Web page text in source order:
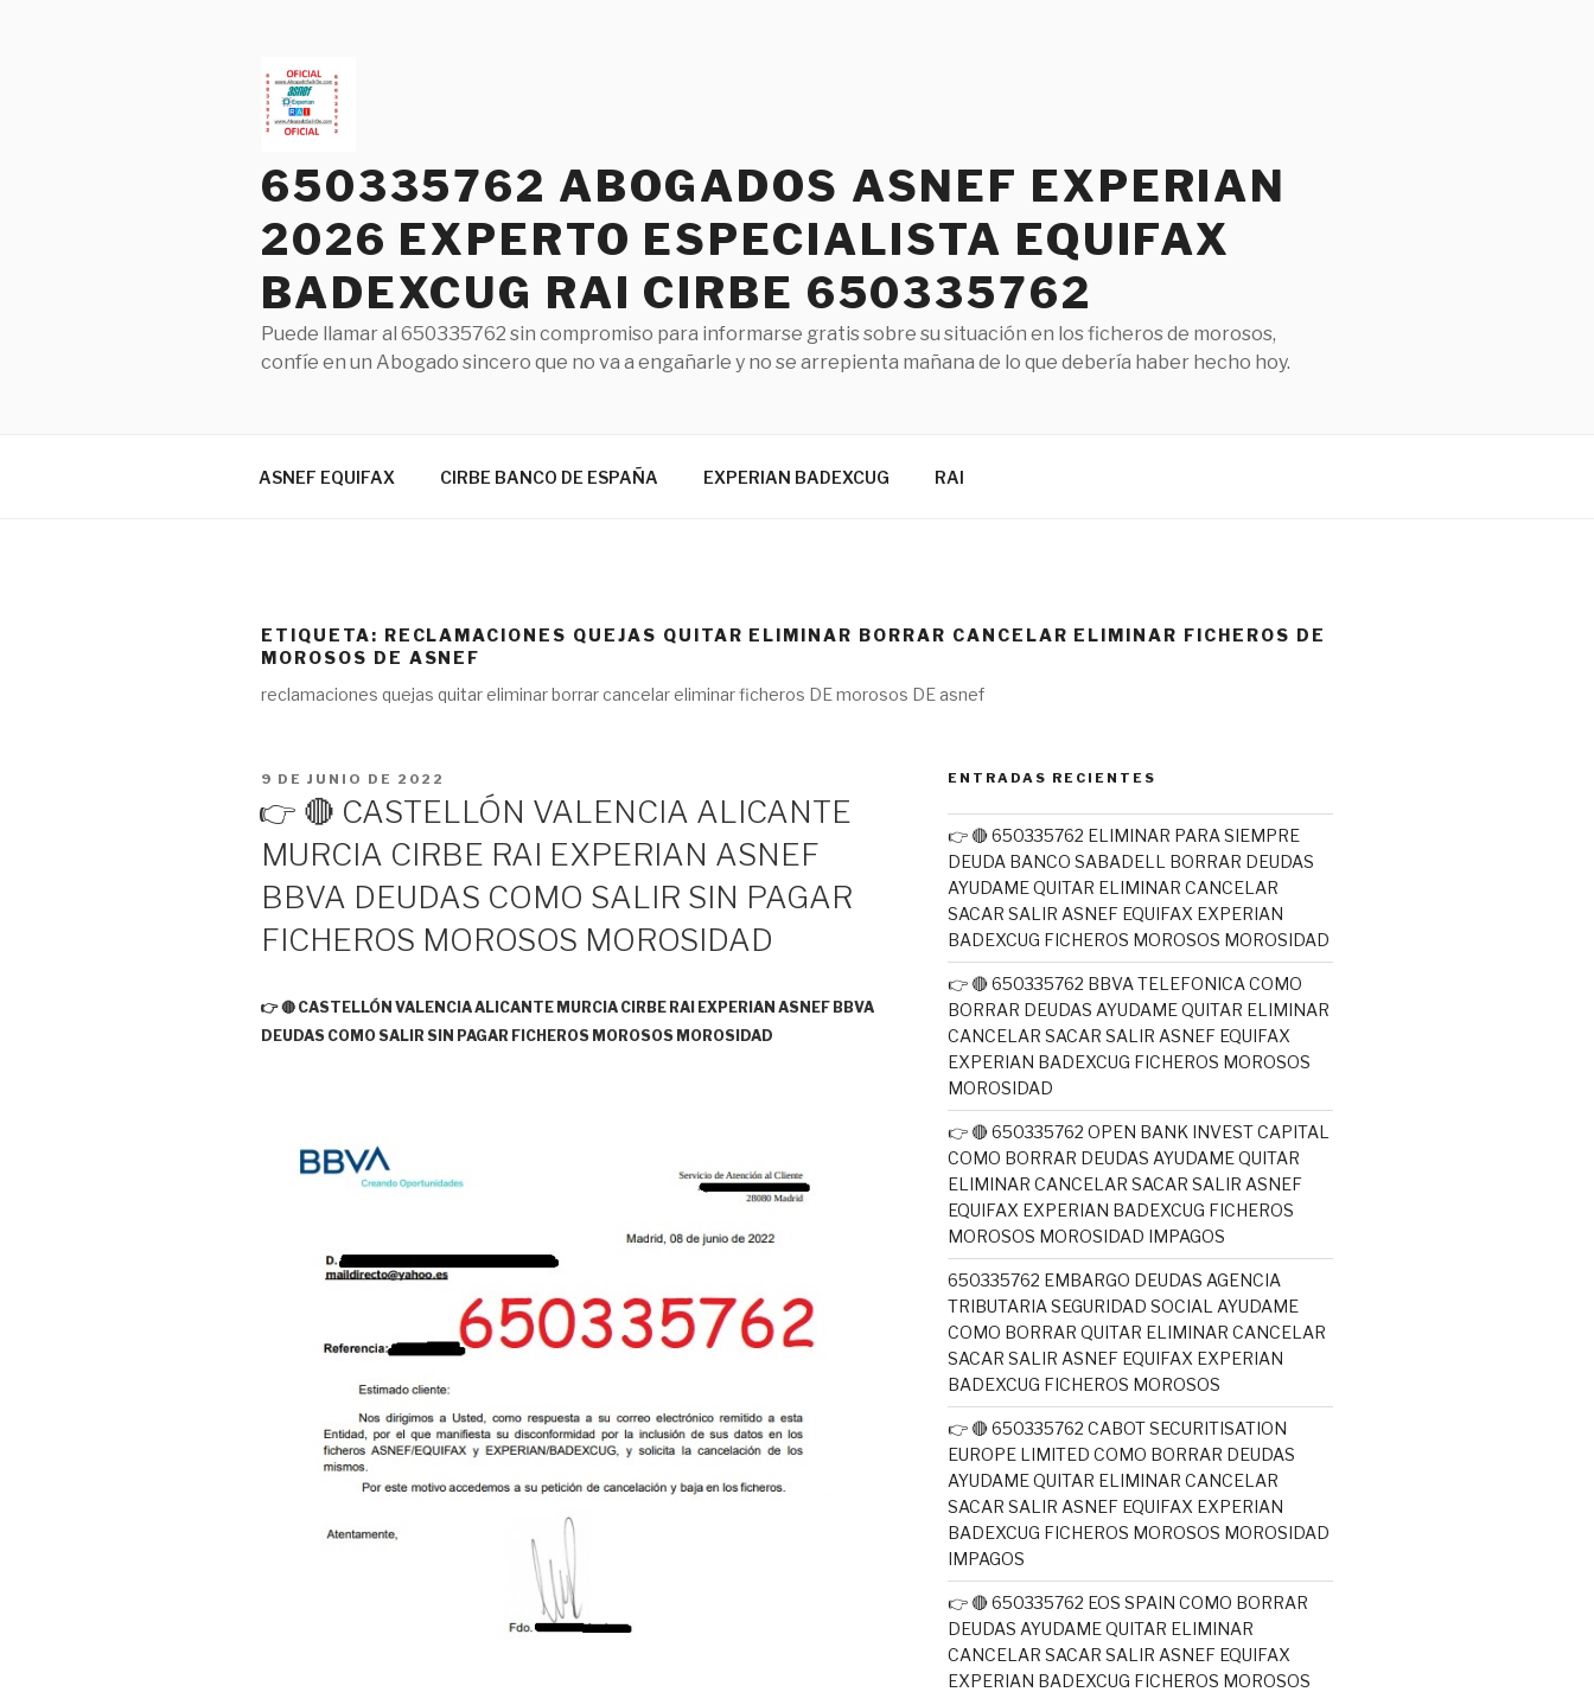
650335762 ABOGADOS ASNEF EXPERIAN
2026 EXPERTO ESPECIALISTA EQUIFAX
BADEXCUG RAI CIRBE 650335762
Puede llamar al 650335762 sin compromiso para informarse gratis sobre su situación en los ficheros de morosos,
confíe en un Abogado sincero que no va a engañarle y no se arrepienta mañana de lo que debería haber hecho hoy.
ASNEF EQUIFAX CIRBE BANCO DE ESPAÑA EXPERIAN BADEXCUG RAI
ETIQUETA: RECLAMACIONES QUEJAS QUITAR ELIMINAR BORRAR CANCELAR ELIMINAR FICHEROS DE
MOROSOS DE ASNEF
reclamaciones quejas quitar eliminar borrar cancelar eliminar ficheros DE morosos DE asnef
PUBLICADO
9 DE JUNIO DE 2022
👉 🔴 CASTELLÓN VALENCIA ALICANTE
MURCIA CIRBE RAI EXPERIAN ASNEF
BBVA DEUDAS COMO SALIR SIN PAGAR
FICHEROS MOROSOS MOROSIDAD
👉 🔴 CASTELLÓN VALENCIA ALICANTE MURCIA CIRBE RAI EXPERIAN ASNEF BBVA
DEUDAS COMO SALIR SIN PAGAR FICHEROS MOROSOS MOROSIDAD
ENTRADAS RECIENTES
👉 🔴 650335762 ELIMINAR PARA SIEMPRE
DEUDA BANCO SABADELL BORRAR DEUDAS
AYUDAME QUITAR ELIMINAR CANCELAR
SACAR SALIR ASNEF EQUIFAX EXPERIAN
BADEXCUG FICHEROS MOROSOS MOROSIDAD
👉 🔴 650335762 BBVA TELEFONICA COMO
BORRAR DEUDAS AYUDAME QUITAR ELIMINAR
CANCELAR SACAR SALIR ASNEF EQUIFAX
EXPERIAN BADEXCUG FICHEROS MOROSOS
MOROSIDAD
👉 🔴 650335762 OPEN BANK INVEST CAPITAL
COMO BORRAR DEUDAS AYUDAME QUITAR
ELIMINAR CANCELAR SACAR SALIR ASNEF
EQUIFAX EXPERIAN BADEXCUG FICHEROS
MOROSOS MOROSIDAD IMPAGOS
650335762 EMBARGO DEUDAS AGENCIA
TRIBUTARIA SEGURIDAD SOCIAL AYUDAME
COMO BORRAR QUITAR ELIMINAR CANCELAR
SACAR SALIR ASNEF EQUIFAX EXPERIAN
BADEXCUG FICHEROS MOROSOS
👉 🔴 650335762 CABOT SECURITISATION
EUROPE LIMITED COMO BORRAR DEUDAS
AYUDAME QUITAR ELIMINAR CANCELAR
SACAR SALIR ASNEF EQUIFAX EXPERIAN
BADEXCUG FICHEROS MOROSOS MOROSIDAD
IMPAGOS
👉 🔴 650335762 EOS SPAIN COMO BORRAR
DEUDAS AYUDAME QUITAR ELIMINAR
CANCELAR SACAR SALIR ASNEF EQUIFAX
EXPERIAN BADEXCUG FICHEROS MOROSOS